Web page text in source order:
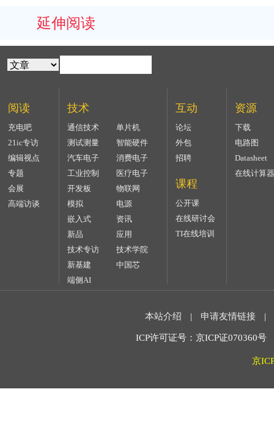
延伸阅读
阅读
充电吧
21ic专访
编辑视点
专题
会展
高端访谈
技术
通信技术
单片机
测试测量
智能硬件
汽车电子
消费电子
工业控制
医疗电子
开发板
物联网
模拟
电源
嵌入式
资讯
新品
应用
技术专访
技术学院
新基建
中国芯
端侧AI
互动
论坛
外包
招聘
课程
公开课
在线研讨会
TI在线培训
资源
下载
电路图
Datasheet
在线计算器
本站介绍 | 申请友情链接 |
ICP许可证号：京ICP证070360
京